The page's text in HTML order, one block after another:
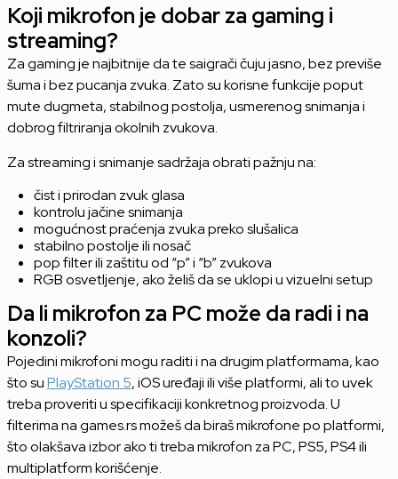
Koji mikrofon je dobar za gaming i
streaming?
Za gaming je najbitnije da te saigrači čuju jasno, bez previše
šuma i bez pucanja zvuka. Zato su korisne funkcije poput
mute dugmeta, stabilnog postolja, usmerenog snimanja i
dobrog filtriranja okolnih zvukova.
Za streaming i snimanje sadržaja obrati pažnju na:
čist i prirodan zvuk glasa
kontrolu jačine snimanja
mogućnost praćenja zvuka preko slušalica
stabilno postolje ili nosač
pop filter ili zaštitu od “p” i “b” zvukova
RGB osvetljenje, ako želiš da se uklopi u vizuelni setup
Da li mikrofon za PC može da radi i na
konzoli?
Pojedini mikrofoni mogu raditi i na drugim platformama, kao
što suPlayStation 5, iOS uređaji ili više platformi, ali to uvek
treba proveriti u specifikaciji konkretnog proizvoda. U
filterima na games.rs možeš da biraš mikrofone po platformi,
što olakšava izbor ako ti treba mikrofon za PC, PS5, PS4 ili
multiplatform korišćenje.